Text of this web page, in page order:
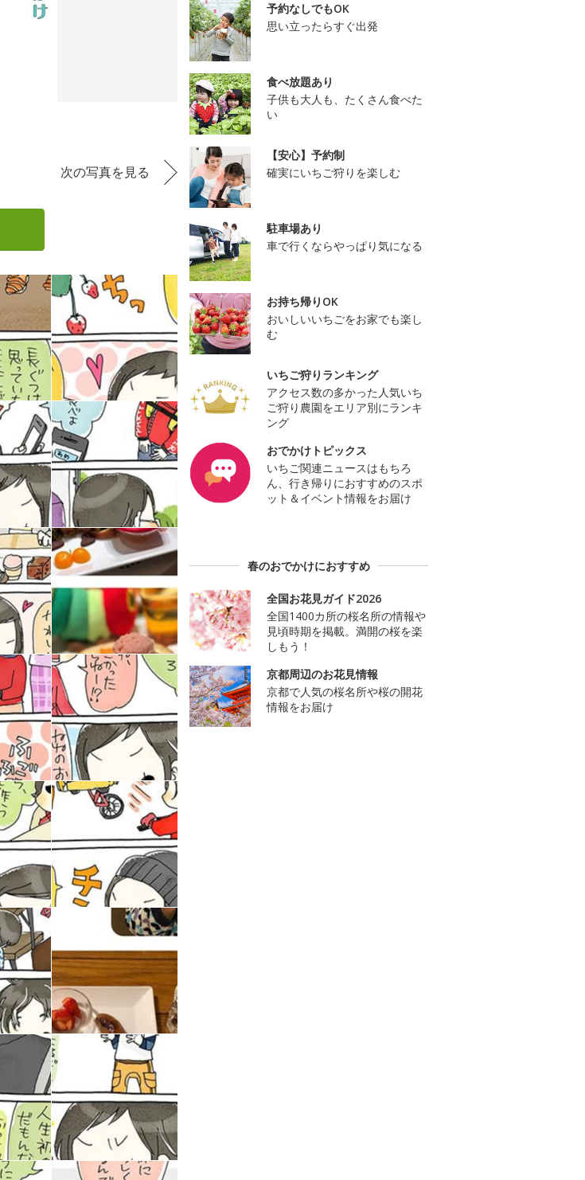
次の写真を見る
予約なしでもOK
思い立ったらすぐ出発
食べ放題あり
子供も大人も、たくさん食べた
い
【安心】予約制
確実にいちご狩りを楽しむ
駐車場あり
車で行くならやっぱり気になる
お持ち帰りOK
おいしいいちごをお家でも楽し
む
いちご狩りランキング
アクセス数の多かった人気いち
ご狩り農園をエリア別にランキ
ング
おでかけトピックス
いちご関連ニュースはもちろ
ん、行き帰りにおすすめのスポ
ット＆イベント情報をお届け
春のおでかけにおすすめ
全国お花見ガイド2026
全国1400カ所の桜名所の情報や
見頃時期を掲載。満開の桜を楽
しもう！
京都周辺のお花見情報
京都で人気の桜名所や桜の開花
情報をお届け